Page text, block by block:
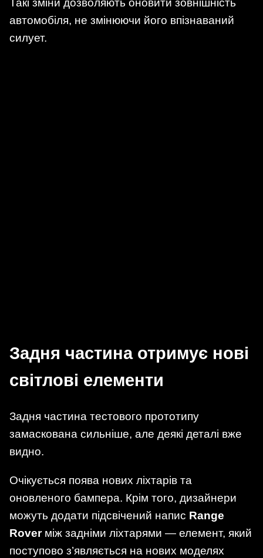
Такі зміни дозволяють оновити зовнішність
автомобіля, не змінюючи його впізнаваний
силует.
Задня частина отримує нові
світлові елементи
Задня частина тестового прототипу
замаскована сильніше, але деякі деталі вже
видно.
Очікується поява нових ліхтарів та
оновленого бампера. Крім того, дизайнери
можуть додати підсвічений напис Range
Roverміж задніми ліхтарями — елемент, який
поступово з’являється на нових моделях